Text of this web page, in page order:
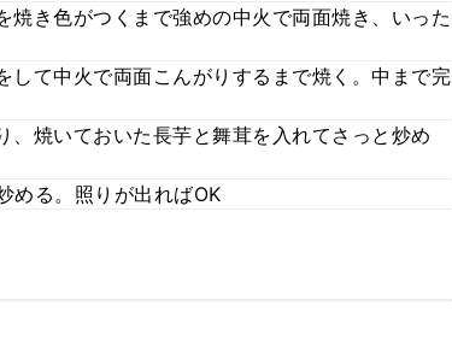
き色がつくまで強めの中火で両面焼き、いった
して中火で両面こんがりするまで焼く。中まで完
焼いておいた長芋と舞茸を入れてさっと炒め
める。照りが出ればOK